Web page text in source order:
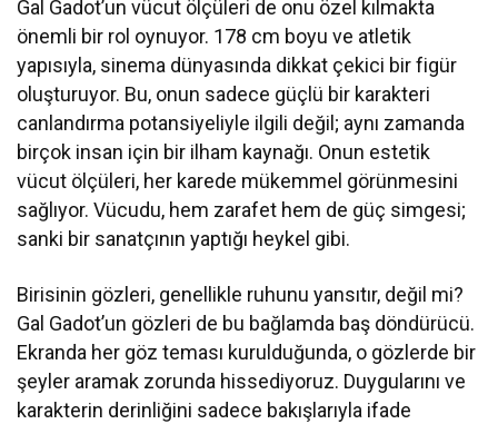
Gal Gadot’un vücut ölçüleri de onu özel kılmakta
önemli bir rol oynuyor. 178 cm boyu ve atletik
yapısıyla, sinema dünyasında dikkat çekici bir figür
oluşturuyor. Bu, onun sadece güçlü bir karakteri
canlandırma potansiyeliyle ilgili değil; aynı zamanda
birçok insan için bir ilham kaynağı. Onun estetik
vücut ölçüleri, her karede mükemmel görünmesini
sağlıyor. Vücudu, hem zarafet hem de güç simgesi;
sanki bir sanatçının yaptığı heykel gibi.
Birisinin gözleri, genellikle ruhunu yansıtır, değil mi?
Gal Gadot’un gözleri de bu bağlamda baş döndürücü.
Ekranda her göz teması kurulduğunda, o gözlerde bir
şeyler aramak zorunda hissediyoruz. Duygularını ve
karakterin derinliğini sadece bakışlarıyla ifade